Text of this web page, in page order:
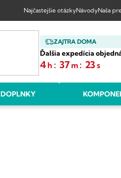
Najčastejšie otázkyNávodyNaša
ZAJTRA DOMA
Ďalšia expedícia
4 h : 37 m : 22 s
DOPLNKY